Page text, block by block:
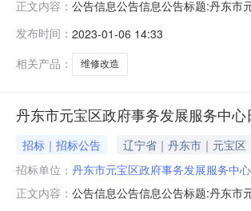
正文内容： 公告信息公告信息公告标题:丹东市
做好新型冠状病毒感染的肺炎疫情
果公示如下：一、项
发布时间： 2023-01-06 14:33
相关产品：
维修改造
丹东市元宝区政府事务发展服务中
招标｜招标公告 辽宁省｜丹东市｜元宝区
招标单位： 丹东市元宝区政府事务发展服务中心
正文内容： 公告信息公告信息公告标题:丹东市